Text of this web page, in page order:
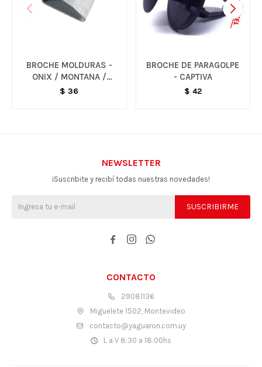
BROCHE MOLDURAS -
ONIX / MONTANA /
TRACKER
$ 36
BROCHE DE PARAGOLPE
- CAPTIVA
$ 42
CONTACTO
29081136
Miguelete 1502, Montevideo
contacto@yaguaron.com.uy
L a V 8:30 a 18:00hs
NEWSLETTER
¡Suscribite y recibí todas nuestras novedades!
SUSCRIBIRME
  